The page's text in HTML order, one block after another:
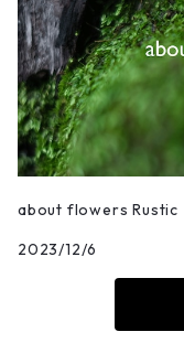
about flowers Rustic
2023/12/6